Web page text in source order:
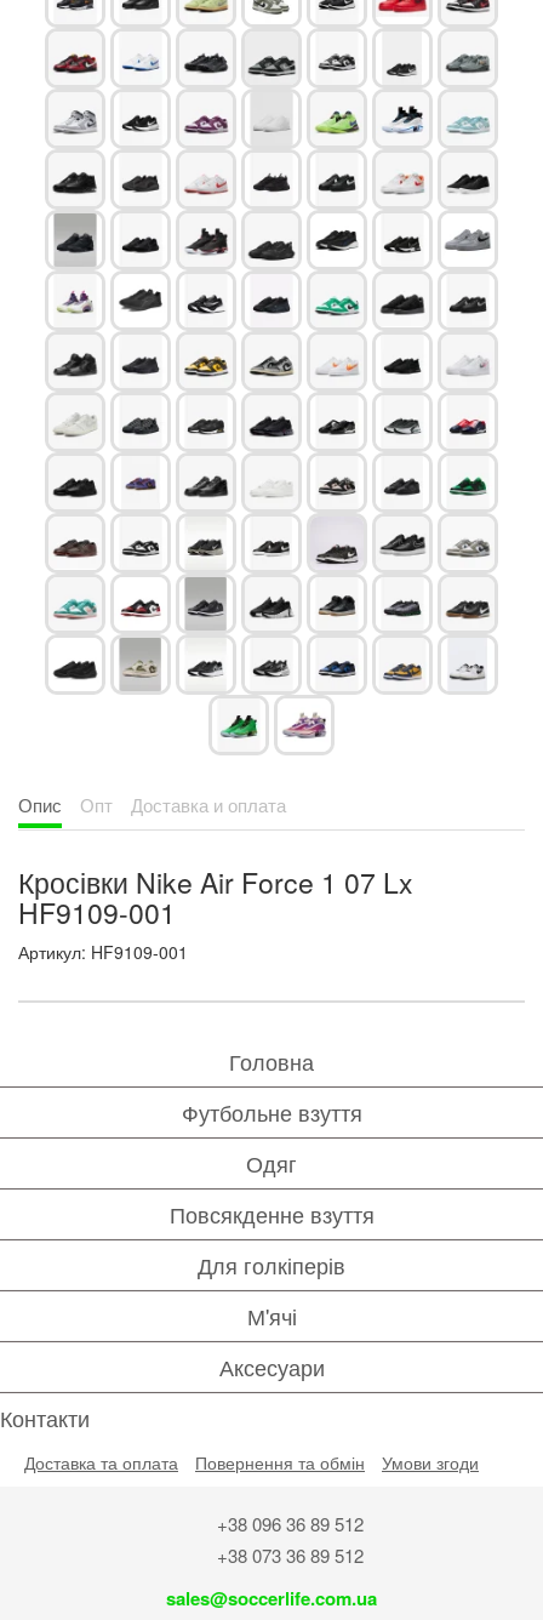
Опис Опт Доставка и оплата
Кросівки Nike Air Force 1 07 Lx
HF9109-001
Артикул: HF9109-001
Головна
Футбольне взуття
Одяг
Повсякденне взуття
Для голкіперів
М'ячі
Аксесуари
Контакти
Доставка та оплата Повернення та обмін Умови згоди
+38 096 36 89 512
+38 073 36 89 512
sales@soccerlife.com.ua